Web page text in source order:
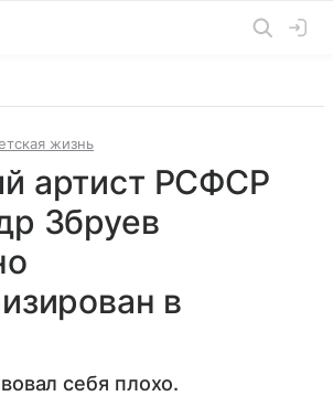
жизнь
артист РСФСР
Збруев
в
себя плохо.